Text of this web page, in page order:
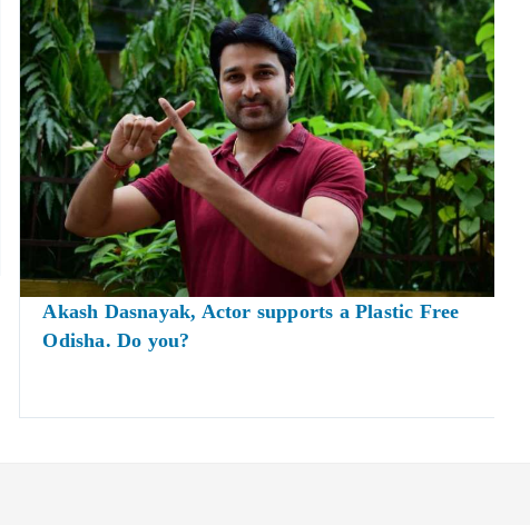
Akash Dasnayak, Actor supports a Plastic Free
Odisha. Do you?